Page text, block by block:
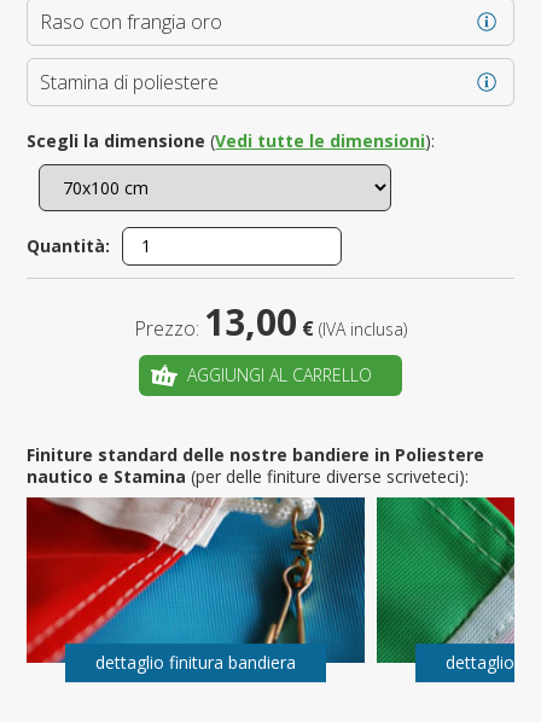
Raso con frangia oro
Stamina di poliestere
Scegli la dimensione (Vedi tutte le dimensioni):
Quantità:
Prezzo: 13,00 € (IVA inclusa)
AGGIUNGI AL CARRELLO
Finiture standard delle nostre bandiere in Poliestere
nautico e Stamina(per delle finiture diverse scriveteci):
dettaglio finitura bandiera dettaglio